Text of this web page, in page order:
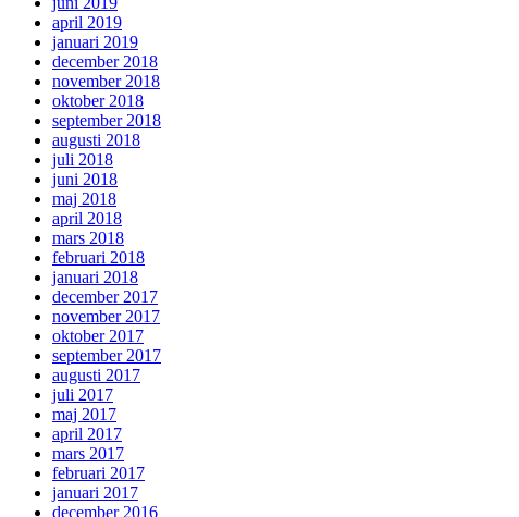
april 2019
januari 2019
december 2018
november 2018
oktober 2018
september 2018
augusti 2018
juli 2018
juni 2018
maj 2018
april 2018
mars 2018
februari 2018
januari 2018
december 2017
november 2017
oktober 2017
september 2017
augusti 2017
juli 2017
maj 2017
april 2017
mars 2017
februari 2017
januari 2017
december 2016